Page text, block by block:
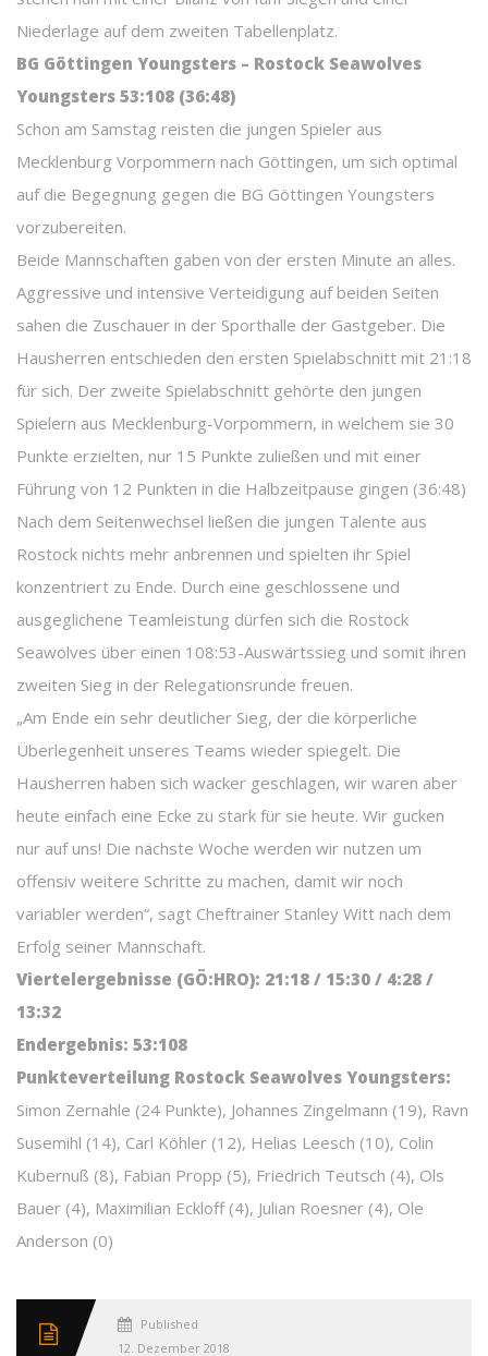
Niederlage auf dem zweiten Tabellenplatz.
BG Göttingen Youngsters – Rostock Seawolves
Youngsters 53:108 (36:48)
Schon am Samstag reisten die jungen Spieler aus
Mecklenburg Vorpommern nach Göttingen, um sich optimal
auf die Begegnung gegen die BG Göttingen Youngsters
vorzubereiten.
Beide Mannschaften gaben von der ersten Minute an alles.
Aggressive und intensive Verteidigung auf beiden Seiten
sahen die Zuschauer in der Sporthalle der Gastgeber. Die
Hausherren entschieden den ersten Spielabschnitt mit 21:18
für sich. Der zweite Spielabschnitt gehörte den jungen
Spielern aus Mecklenburg-Vorpommern, in welchem sie 30
Punkte erzielten, nur 15 Punkte zuließen und mit einer
Führung von 12 Punkten in die Halbzeitpause gingen (36:48)
Nach dem Seitenwechsel ließen die jungen Talente aus
Rostock nichts mehr anbrennen und spielten ihr Spiel
konzentriert zu Ende. Durch eine geschlossene und
ausgeglichene Teamleistung dürfen sich die Rostock
Seawolves über einen 108:53-Auswärtssieg und somit ihren
zweiten Sieg in der Relegationsrunde freuen.
„Am Ende ein sehr deutlicher Sieg, der die körperliche
Überlegenheit unseres Teams wieder spiegelt. Die
Hausherren haben sich wacker geschlagen, wir waren aber
heute einfach eine Ecke zu stark für sie heute. Wir gucken
nur auf uns! Die nächste Woche werden wir nutzen um
offensiv weitere Schritte zu machen, damit wir noch
variabler werden“, sagt Cheftrainer Stanley Witt nach dem
Erfolg seiner Mannschaft.
Viertelergebnisse (GÖ:HRO): 21:18 / 15:30 / 4:28 /
13:32
Endergebnis: 53:108
Punkteverteilung Rostock Seawolves Youngsters:
Simon Zernahle (24 Punkte), Johannes Zingelmann (19), Ravn
Susemihl (14), Carl Köhler (12), Helias Leesch (10), Colin
Kubernuß (8), Fabian Propp (5), Friedrich Teutsch (4), Ols
Bauer (4), Maximilian Eckloff (4), Julian Roesner (4), Ole
Anderson (0)
Published
12. Dezember 2018